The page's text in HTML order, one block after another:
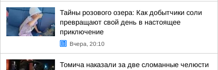
Тайны розового озера: Как добытчики соли
превращают свой день в настоящее
приключение
Вчера, 20:10
Томича наказали за две сломанные челюсти